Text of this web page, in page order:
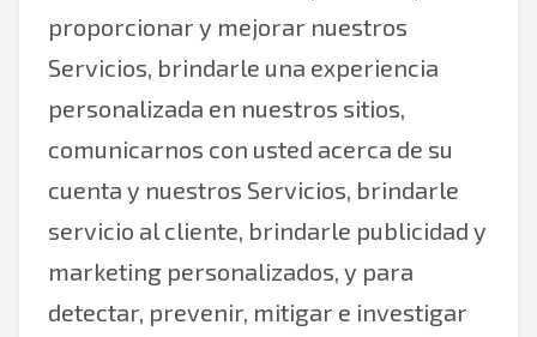
proporcionar y mejorar nuestros
Servicios, brindarle una experiencia
personalizada en nuestros sitios,
comunicarnos con usted acerca de su
cuenta y nuestros Servicios, brindarle
servicio al cliente, brindarle publicidad y
marketing personalizados, y para
detectar, prevenir, mitigar e investigar